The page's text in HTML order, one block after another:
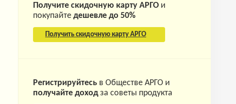
Получите скидочную карту АРГО и
покупайтедешевле до 50%
Получить скидочную карту АРГО
Регистрируйтесь в Обществе АРГО и
получайте доходза советы продукта